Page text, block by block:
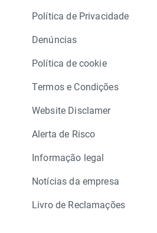
Política de Privacidade
Denúncias
Política de cookie
Termos e Condições
Website Disclamer
Alerta de Risco
Informação legal
Notícias da empresa
Livro de Reclamações